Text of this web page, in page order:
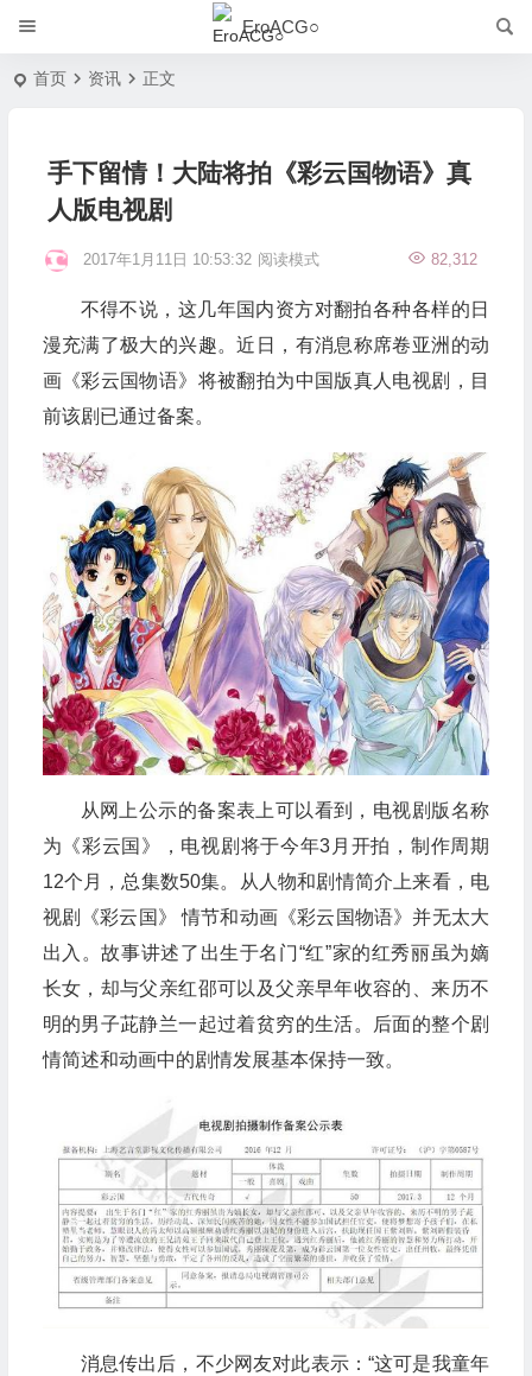
EroACG○
首页 资讯 正文
手下留情！大陆将拍《彩云国物语》真
人版电视剧
2017年1月11日 10:53:32 82,312
阅读模式
不得不说，这几年国内资方对翻拍各种各样的日
漫充满了极大的兴趣。近日，有消息称席卷亚洲的动
画《彩云国物语》将被翻拍为中国版真人电视剧，目
前该剧已通过备案。
从网上公示的备案表上可以看到，电视剧版名称
为《彩云国》，电视剧将于今年3月开拍，制作周期
12个月，总集数50集。从人物和剧情简介上来看，电
视剧《彩云国》 情节和动画《彩云国物语》并无太大
出入。故事讲述了出生于名门“红”家的红秀丽虽为嫡
长女，却与父亲红邵可以及父亲早年收容的、来历不
明的男子茈静兰一起过着贫穷的生活。后面的整个剧
情简述和动画中的剧情发展基本保持一致。
消息传出后，不少网友对此表示：“这可是我童年